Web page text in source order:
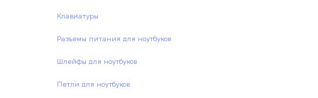
Клавиатуры
Разъемы питания для ноутбуков
Шлейфы для ноутбуков
Петли для ноутбуков